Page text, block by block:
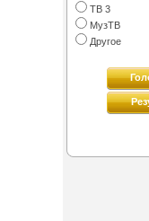
ТВ 3
МузТВ
Другое